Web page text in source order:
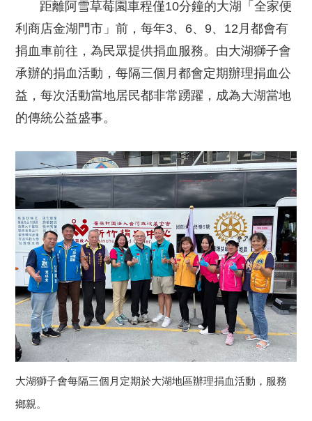
距離阿雪草莓園車程僅10分鐘的大湖「全家便
利商店金湖門市」前，每年3、6、9、12月都會有
捐血車前往，為民眾提供捐血服務。由大湖獅子會
承辦的捐血活動，每隔三個月都會定期辦理捐血公
益，每次活動當地居民都非常踴躍，成為大湖當地
的傳統公益盛事。
大湖獅子會每隔三個月定期於大湖地區辦理捐血活動，服務
鄉親。